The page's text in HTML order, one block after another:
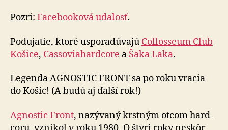
Pozri: Facebooková udalosť.
Podujatie, ktoré usporadúvajú Collosseum Club
Košice, Cassoviahardcore a Šaka Laka.
Legenda AGNOSTIC FRONT sa po roku vracia
do Košíc! (A budú aj ďalší rok!)
Agnostic Front, nazývaný krstným otcom hard­